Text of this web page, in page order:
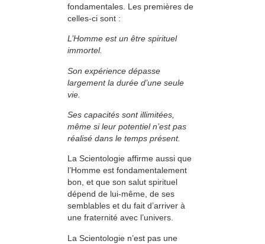
fondamentales. Les premières de
celles-ci sont :
L’Homme est un être spirituel
immortel.
Son expérience dépasse
largement la durée d’une seule
vie.
Ses capacités sont illimitées,
même si leur po­tentiel n’est pas
réalisé dans le temps présent.
La Scientologie affirme aussi que
l’Homme est fondamentalement
bon, et que son salut spirituel
dépend de lui-même, de ses
semblables et du fait d’arriver à
une fraternité avec l’univers.
La Scientologie n’est pas une